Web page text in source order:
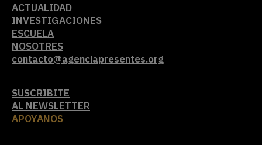
ACTUALIDAD
INVESTIGACIONES
ESCUELA
NOSOTRES
contacto@agenciapresentes.org
SUSCRIBITE
AL NEWSLETTER
APOYANOS